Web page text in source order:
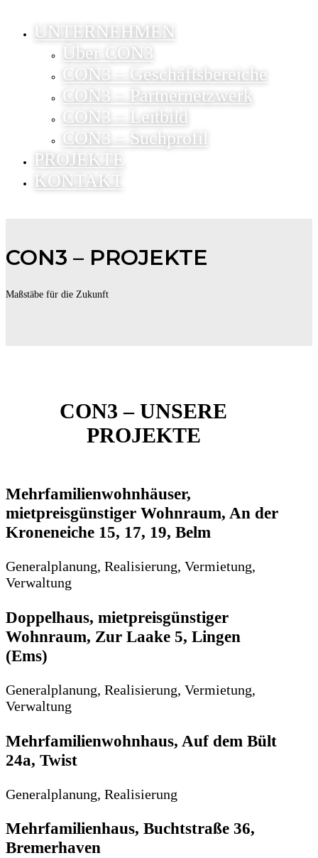
UNTERNEHMEN
Über CON3
CON3 – Geschäftsbereiche
CON3 – Partnernetzwerk
CON3 – Leitbild
CON3 – Suchprofil
PROJEKTE
KONTAKT
CON3 – PROJEKTE
Maßstäbe für die Zukunft
CON3 – UNSERE
PROJEKTE
Mehrfamilienwohnhäuser,
mietpreisgünstiger Wohnraum, An der
Kroneneiche 15, 17, 19, Belm
Generalplanung, Realisierung, Vermietung,
Verwaltung
Doppelhaus, mietpreisgünstiger
Wohnraum, Zur Laake 5, Lingen
(Ems)
Generalplanung, Realisierung, Vermietung,
Verwaltung
Mehrfamilienwohnhaus, Auf dem Bült
24a, Twist
Generalplanung, Realisierung
Mehrfamilienhaus, Buchtstraße 36,
Bremerhaven